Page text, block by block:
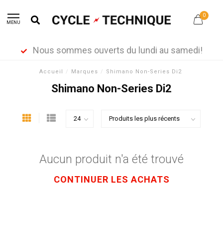
MENU
0
Nous sommes ouverts du lundi au samedi!
Accueil / Marques / Shimano Non-Series Di2
Shimano Non-Series Di2
Aucun produit n'a été trouvé
CONTINUER LES ACHATS